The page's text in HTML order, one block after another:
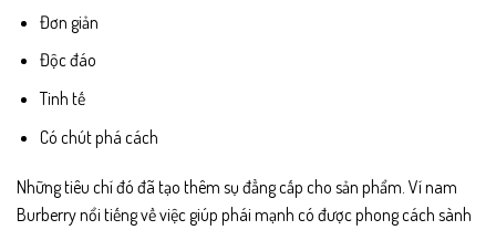
Đơn giản
Độc đáo
Tinh tế
Có chút phá cách
Những tiêu chí đó đã tạo thêm sụ đẳng cấp cho sản phẩm. Ví nam
Burberry nổi tiếng về việc giúp phái mạnh có được phong cách sành